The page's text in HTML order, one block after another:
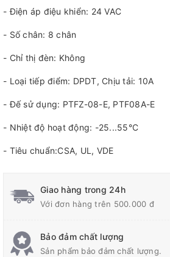
- Điện áp điệu khiển: 24 VAC
- Số chân: 8 chân
- Chỉ thị đèn: Không
- Loại tiếp điểm: DPDT, Chịu tải: 10A
- Đế sử dụng: PTFZ-08-E, PTF08A-E
- Nhiệt độ hoạt động: -25...55°C
- Tiêu chuẩn:CSA, UL, VDE
Giao hàng trong 24h
Với đơn hàng trên 500.000 đ
Bảo đảm chất lượng
Sản phẩm bảo đảm chất lượng.